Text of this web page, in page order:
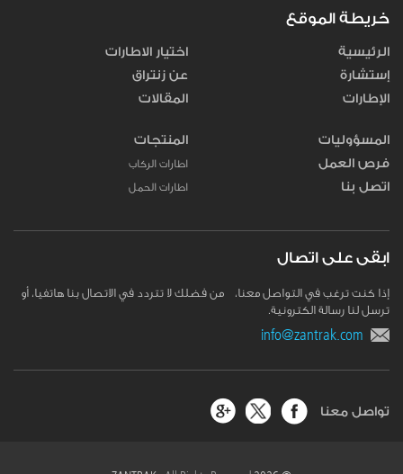
خريطة الموقع
الرئيسية
إستشارة
الإطارات
اختيار الاطارات
عن زنتراق
المقالات
المسؤوليات
فرص العمل
اتصل بنا
المنتجات
اطارات الركاب
اطارات الحمل
ابقى على اتصال
إذا كنت ترغب في التواصل معنا، من فضلك لا تتردد في الاتصال بنا هاتفيا، أو
ترسل لنا رسالة الكترونية.
تواصل معنا